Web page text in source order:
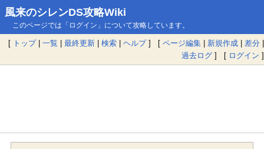
風来のシレンDS攻略Wiki
このページでは「ログイン」について攻略しています。
[ トップ| 一覧 | 最終更新 | 検索 | ヘルプ] [ ページ編集 | 新規作成 | 差分 |
過去ログ ] [ ログイン ]